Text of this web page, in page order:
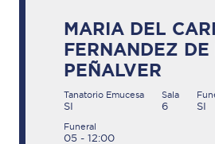
MARIA DEL
FERNANDEZ DE
PEÑALVER
Tanatorio Emucesa
SI
Sala
6 SI
Funeral
05 - 12:00